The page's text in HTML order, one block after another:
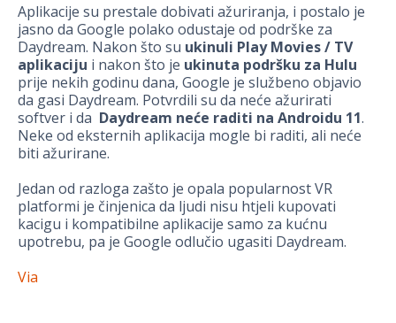
Aplikacije su prestale dobivati ažuriranja, i postalo je
jasno da Google polako odustaje od podrške za
Daydream. Nakon što su ukinuli Play Movies / TV
aplikaciju i nakon što je ukinuta podršku za Hulu
prije nekih godinu dana, Google je službeno objavio
da gasi Daydream. Potvrdili su da neće ažurirati
softver i da Daydream neće raditi na Androidu 11.
Neke od eksternih aplikacija mogle bi raditi, ali neće
biti ažurirane.
Jedan od razloga zašto je opala popularnost VR
platformi je činjenica da ljudi nisu htjeli kupovati
kacigu i kompatibilne aplikacije samo za kućnu
upotrebu, pa je Google odlučio ugasiti Daydream.
Via